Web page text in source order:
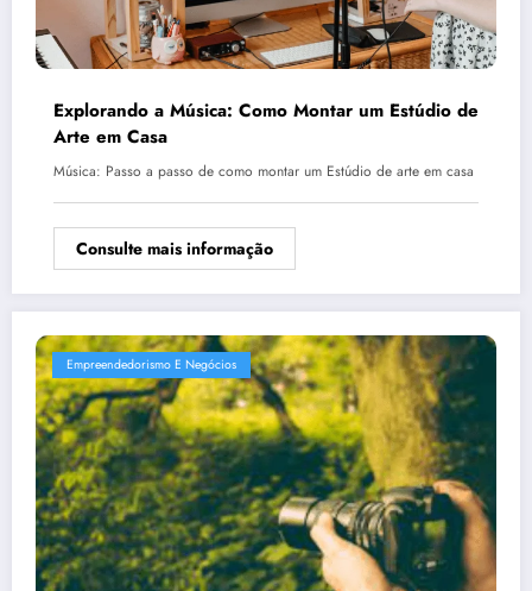
Explorando a Música: Como Montar um Estúdio de
Arte em Casa
Música: Passo a passo de como montar um Estúdio de arte em casa
Consulte mais informação
Empreendedorismo E Negócios